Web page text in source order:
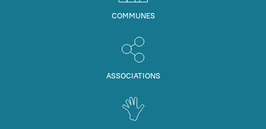
COMMUNES
ASSOCIATIONS